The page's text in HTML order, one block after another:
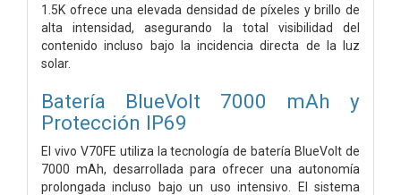
1.5K ofrece una elevada densidad de píxeles y brillo de
alta intensidad, asegurando la total visibilidad del
contenido incluso bajo la incidencia directa de la luz
solar.
Batería BlueVolt 7000 mAh y
Protección IP69
El vivo V70FE utiliza la tecnología de batería BlueVolt de
7000 mAh, desarrollada para ofrecer una autonomía
prolongada incluso bajo un uso intensivo. El sistema